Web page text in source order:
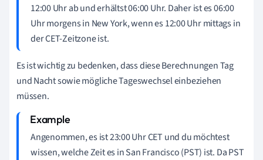
12:00 Uhr ab und erhältst 06:00 Uhr. Daher ist es 06:00
Uhr morgens in New York, wenn es 12:00 Uhr mittags in
der CET-Zeitzone ist.
Es ist wichtig zu bedenken, dass diese Berechnungen Tag
und Nacht sowie mögliche Tageswechsel einbeziehen
müssen.
Angenommen, es ist 23:00 Uhr CET und du möchtest
wissen, welche Zeit es in San Francisco (PST) ist. Da PST